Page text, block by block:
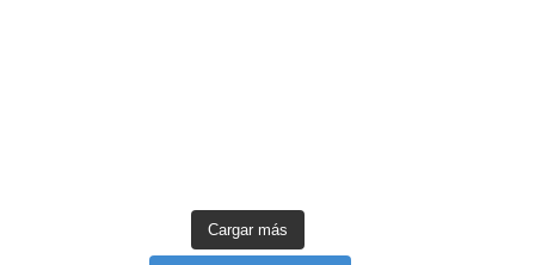
Cargar más